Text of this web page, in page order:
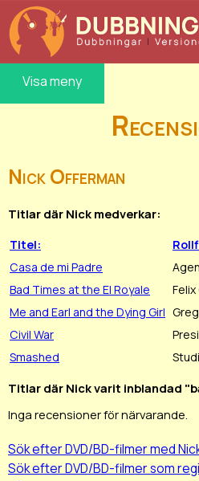
Visa meny
Nick Offerman
Titlar där Nick medverkar:
Titel:
Casa de mi Padre
Bad Times at the El Royale
Felix
Me and Earl and the Dying Girl
Civil War
Smashed
Titlar där Nick varit inblandad
Inga recensioner för närvarande.
Sök efter DVD/BD-filmer med
Sök efter DVD/BD-filmer som